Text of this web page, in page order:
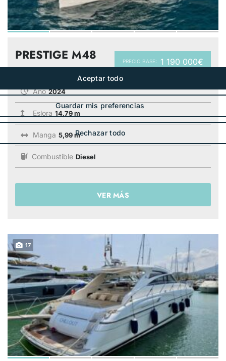
PRECIO BASE: 1 190 000€
PRESTIGE M48
Año 2024
Eslora 14,79 m
Manga 5,99 m
Combustible Diesel
VER MÁS
17